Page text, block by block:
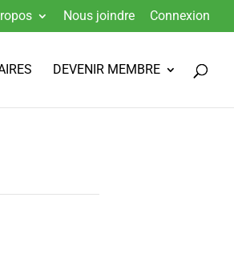
Nous joindre Connexion
DEVENIR MEMBRE